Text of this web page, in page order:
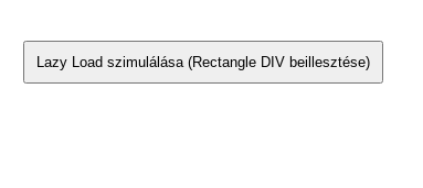
Lazy Load szimulálása (Rectangle DIV beillesztése)